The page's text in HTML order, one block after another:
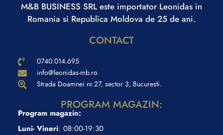
M&B BUSINESS SRL este importator Leonidas in
Romania si Republica Moldova de 25 de ani.
CONTACT
0740.014.695
info@leonidas-mb.ro
Strada Doamnei nr.27, sector 3, Bucuresti.
PROGRAM MAGAZIN:
Program magazin:
Luni- Vineri: 08:00-19:30